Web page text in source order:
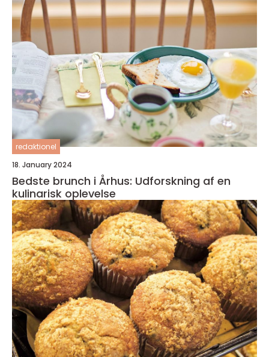
redaktionel
18. January 2024
Bedste brunch i Århus: Udforskning af en
kulinarisk oplevelse